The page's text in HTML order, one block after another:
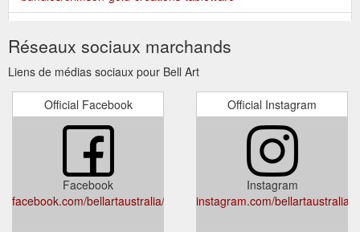
natural olive oil soaps (Lemongrass, Eucalyptus Mint & Myrtle,
envelope in cellophane ...https://www.bellart.com.au/gift-
bundles/sturt-pea-surprise
Réseaux sociaux marchands
Liens de médias sociaux pour Bell Art
Official Facebook
Facebook
facebook.com/bellartaustralia/
Official Instagram
Instagram
instagram.com/bellartaustralia